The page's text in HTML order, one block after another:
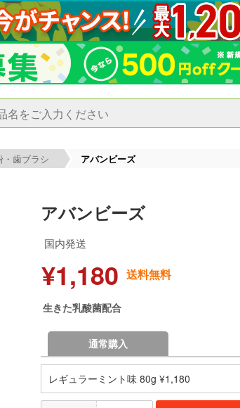
・歯ブラシ アバンビーズ
アバンビーズ
国内発送
¥1,180 送料無料
生きた乳酸菌配合
通常購入
レギュラーミント味 80g ¥1,180